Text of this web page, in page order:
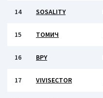
14 SOSALITY
15 ТОМИЧ
16 BPY
17 VIVISECTOR